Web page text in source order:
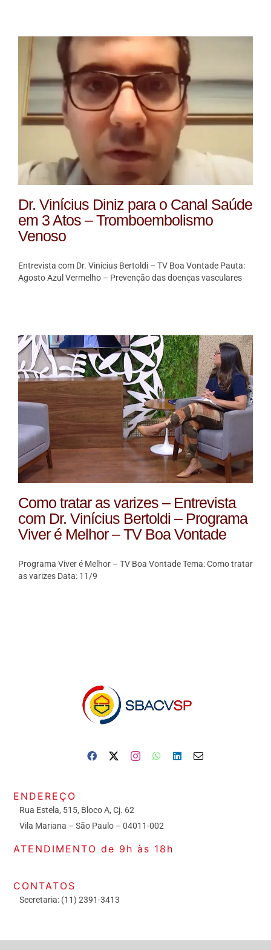
Dr. Vinícius Diniz para o Canal Saúde
em 3 Atos – Tromboembolismo
Venoso
Entrevista com Dr. Vinícius Bertoldi – TV Boa Vontade Pauta:
Agosto Azul Vermelho – Prevenção das doenças vasculares
Como tratar as varizes – Entrevista
com Dr. Vinícius Bertoldi – Programa
Viver é Melhor – TV Boa Vontade
Programa Viver é Melhor – TV Boa Vontade Tema: Como tratar
as varizes Data: 11/9
ENDEREÇO
Rua Estela, 515, Bloco A, Cj. 62
Vila Mariana – São Paulo – 04011-002
ATENDIMENTO de 9h às 18h
CONTATOS
Secretaria: (11) 2391-3413